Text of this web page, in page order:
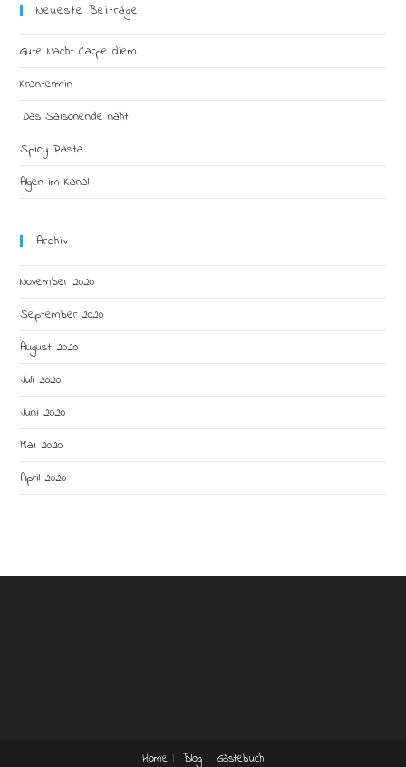
Neueste Beiträge
Gute Nacht Carpe diem
Krantermin
Das Saisonende naht
Spicy Pasta
Algen im Kanal
Archiv
November 2020
September 2020
August 2020
Juli 2020
Juni 2020
Mai 2020
April 2020
Home Blog Gästebuch